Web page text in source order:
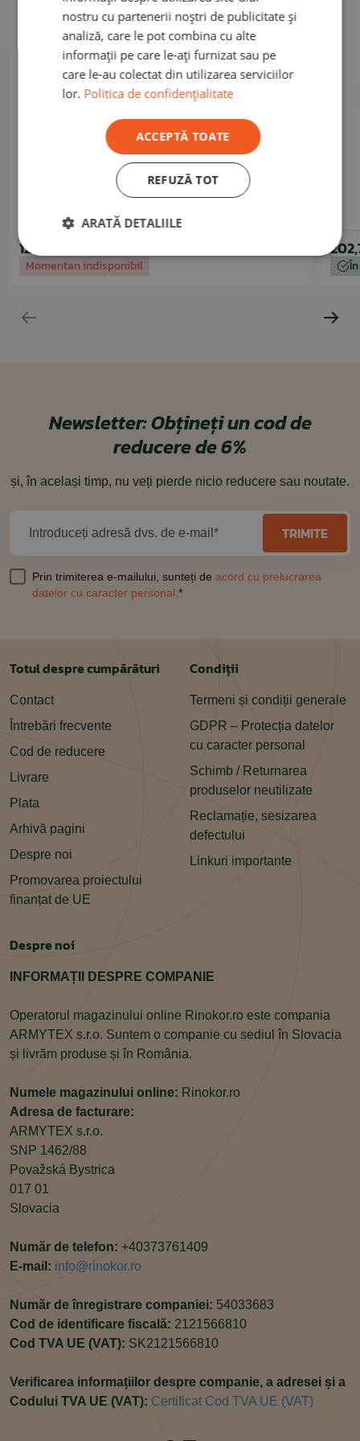
MIL-TEC
Vestă tactică Chest Rig Light coyote
126,50 lei
Momentan indisponibil
Newsletter:Obțineți un cod de
reducere de 6%
și, în același timp, nu veți pierde nicio reducere sau noutate.
Introduceți adresă dvs. de e-mail* TRIMITE
Prin trimiterea e-mailului, sunteți de acord cu prelucrarea
datelor cu caracter personal. *
Totul despre cumpărături
Contact
Întrebări frecvente
Cod de reducere
Livrare
Plata
Arhivă pagini
Despre noi
Promovarea proiectului
finanțat de UE
Condiții
Termeni și condiții generale
GDPR – Protecția datelor
cu caracter personal
Schimb / Returnarea
produselor neutilizate
Reclamație, sesizarea
defectului
Linkuri importante
Despre noi
INFORMAȚII DESPRE COMPANIE
Operatorul magazinului online Rinokor.ro este compania
ARMYTEX s.r.o. Suntem o companie cu sediul în Slovacia
și livrăm produse și în România.
Numele magazinului online: Rinokor.ro
Adresa de facturare:
ARMYTEX s.r.o.
SNP 1462/88
Považská Bystrica
017 01
Slovacia
Număr de telefon: +40373761409
E-mail: info@rinokor.ro
Număr de înregistrare companiei: 54033683
Cod de identificare fiscală: 2121566810
Cod TVA UE (VAT): SK2121566810
Verificarea informațiilor despre companie, a adresei și a
Codului TVA UE (VAT): Certificat Cod TVA UE (VAT)
nostru cu partenerii noștri de publicitate și
analiză, care le pot combina cu alte
informații pe care le-ați furnizat sau pe
care le-au colectat din utilizarea serviciilor
lor. Politica de confidențialitate
ACCEPTĂ TOATE
REFUZĂ TOT
ARATĂ DETALIILE